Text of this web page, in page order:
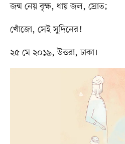
জন্ম নেয় বৃক্ষ, ধায় জল, স্রোত;
খোঁজো, সেই সুদিনের!
২৫ মে ২০১৯, উত্তরা, ঢাকা।